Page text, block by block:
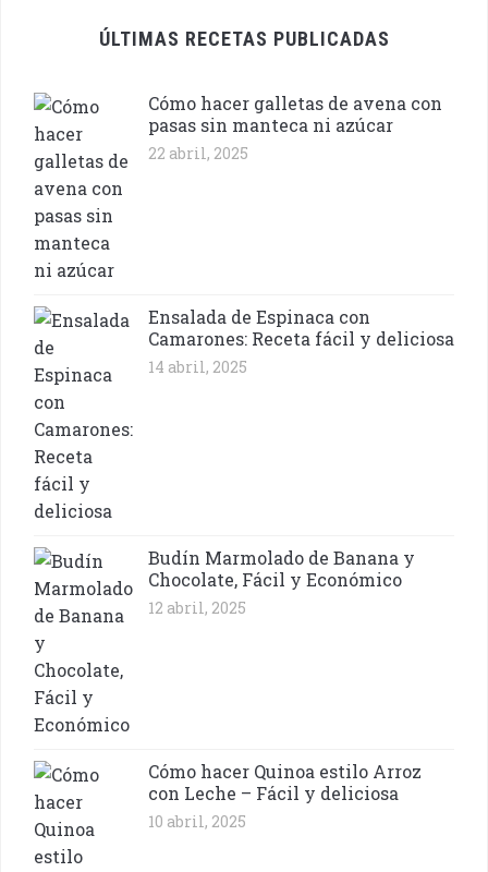
ÚLTIMAS RECETAS PUBLICADAS
Cómo hacer galletas de avena con
pasas sin manteca ni azúcar
22 abril, 2025
Ensalada de Espinaca con
Camarones: Receta fácil y deliciosa
14 abril, 2025
Budín Marmolado de Banana y
Chocolate, Fácil y Económico
12 abril, 2025
Cómo hacer Quinoa estilo Arroz
con Leche – Fácil y deliciosa
10 abril, 2025